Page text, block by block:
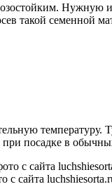
такой семенной
при посадке в
с сайта